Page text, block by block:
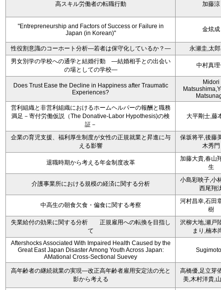
高スキル労働者の転職行動 加藤涼
"Entrepreneurship and Factors of Success or Failure in
Japan (in Korean)"
金炫成
性役割意識のコーホート分析―若者は保守化しているか？―
永瀬圭,太
男女別学の学校への通学と結婚行動 ―結婚相手との出会い
の場としての学校―
中村真理
Does Trust Ease the Decline in Happiness after Traumatic
Experiences?
Midori
営利組織と非営利組織におけるホームヘルパーの報酬と職務
満足－寄付労働仮説（The Donative-Labor Hypothesis)の検
証－
大平剛士,藤
企業の育児支援、福利厚生制度が女性の正規就業と昇進に与
える影響
保坂将平,後藤
木秀門
退職時期から考える年金制度改革
加藤大貴,春山
生
介護事業所における規模の経済に関する分析
小島彩映子,小
西尾翔
中高生の朝食欠食・偏食に関する考察
河村昌幸,石田
樹
失業給付の効果に関する分析 正規雇用への転換を目指し
て
沢柳大地,瀬戸
まり,楠本
Aftershocks Associated With Impaired Health Caused by the
Great East Japan Disaster Among Youth Across Japan:
AMational Cross-Sectional Suevey
高年齢者の継続就業の実現―改正高年齢者雇用安定法の光と
影から考える
高橋優,足立芽
美,木村洋貴,